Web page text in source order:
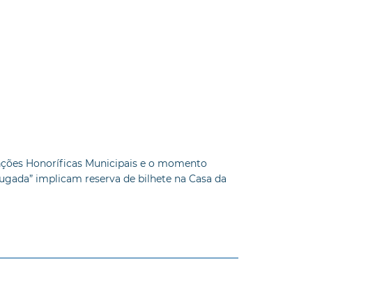
Honoríficas Municipais e o momento
implicam reserva de bilhete na Casa da